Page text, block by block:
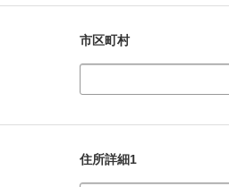
市区町村
住所詳細1